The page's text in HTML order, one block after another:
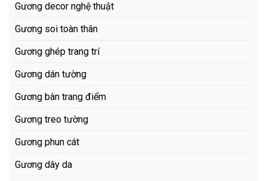
Gương decor nghệ thuật
Gương soi toàn thân
Gương ghép trang trí
Gương dán tường
Gương bàn trang điểm
Gương treo tường
Gương phun cát
Gương dây da